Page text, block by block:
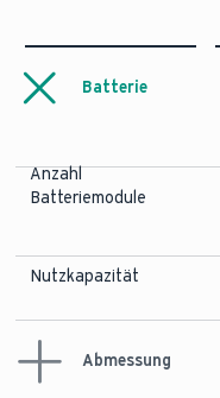
Batterie
Anzahl
Batteriemodule
Nutzkapazität
Abmessung